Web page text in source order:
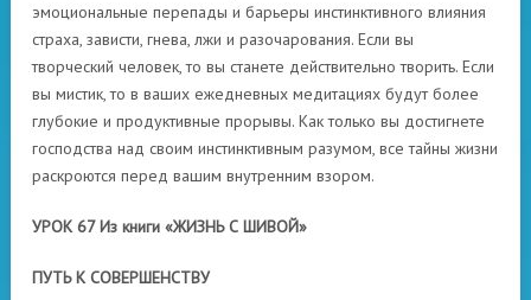
эмоциональные перепады и барьеры инстинктивного влияния
страха, зависти, гнева, лжи и разочарования. Если вы
творческий человек, то вы станете действительно творить. Если
вы мистик, то в ваших ежедневных медитациях будут более
глубокие и продуктивные прорывы. Как только вы достигнете
господства над своим инстинктивным разумом, все тайны жизни
раскроются перед вашим внутренним взором.
УРОК 67 Из книги «ЖИЗНЬ С ШИВОЙ»
ПУТЬ К СОВЕРШЕНСТВУ